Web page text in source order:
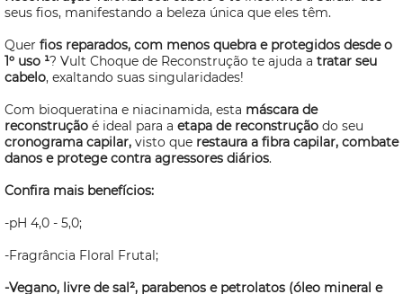
seus fios, manifestando a beleza única que eles têm.
Quer fios reparados, com menos quebra e protegidos desde o
1º uso ¹? Vult Choque de Reconstrução te ajuda a tratar seu
cabelo, exaltando suas singularidades!
Com bioqueratina e niacinamida, esta máscara de
reconstrução é ideal para a etapa de reconstrução do seu
cronograma capilar, visto que restaura a fibra capilar, combate
danos e protege contra agressores diários.
Confira mais benefícios:
-pH 4,0 - 5,0;
-Fragrância Floral Frutal;
-Vegano, livre de sal², parabenos e petrolatos (óleo mineral e